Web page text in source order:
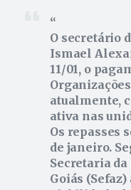
O secretário
Ismael
11/01, o
atualmente,
ativa nas
Os repasses
de janeiro.
Secretaria da
Goiás